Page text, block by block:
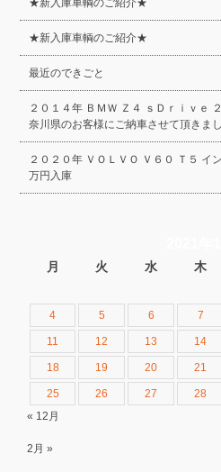
★新入庫車輌のご紹介★
★新入庫車輌のご紹介★
最近のできごと
２０１４年 ＢＭＷ Ｚ４ ｓＤｒｉｖ
奈川県のお客様にご納車させて頂きまし
２０２０年 ＶＯＬＶＯ Ｖ６０ Ｔ５
万円入庫
月 火 水 木
4 5 6 7
11 12 13 14
18 19 20 21
25 26 27 28
« 12月
2月 »